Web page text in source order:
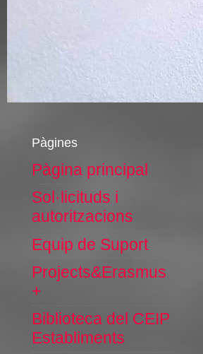
Pàgines
Pàgina principal
Sol·licituds i
autoritzacions
Equip de Suport
Projects&Erasmus
+
Biblioteca del CEIP
Establiments